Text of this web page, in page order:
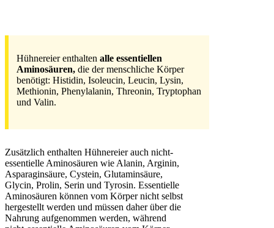
Hühnereier enthalten alle essentiellen
Aminosäuren,die der menschliche Körper
benötigt: Histidin, Isoleucin, Leucin, Lysin,
Methionin, Phenylalanin, Threonin, Tryptophan
und Valin.
Zusätzlich enthalten Hühnereier auch nicht-
essentielle Aminosäuren wie Alanin, Arginin,
Asparaginsäure, Cystein, Glutaminsäure,
Glycin, Prolin, Serin und Tyrosin. Essentielle
Aminosäuren können vom Körper nicht selbst
hergestellt werden und müssen daher über die
Nahrung aufgenommen werden, während